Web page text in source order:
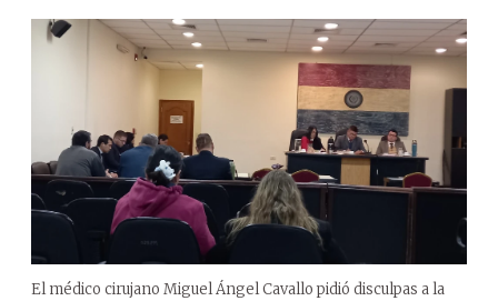
El médico cirujano Miguel Ángel Cavallo pidió disculpas a la